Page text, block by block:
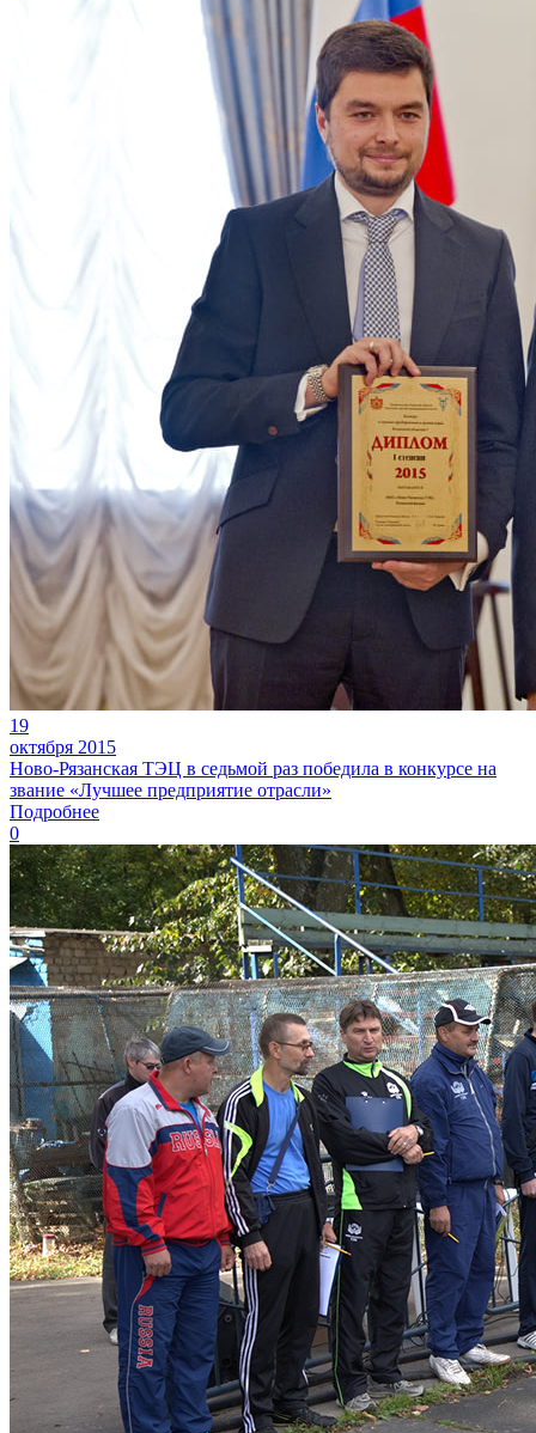
19
октября 2015
Ново-Рязанская ТЭЦ в седьмой раз победила в конкурсе на
звание «Лучшее предприятие отрасли»
Подробнее
0